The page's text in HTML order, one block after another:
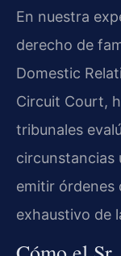
En nuestra
derecho de
Domestic
Circuit Court,
tribunales
circunstancias
emitir órdenes
exhaustivo de